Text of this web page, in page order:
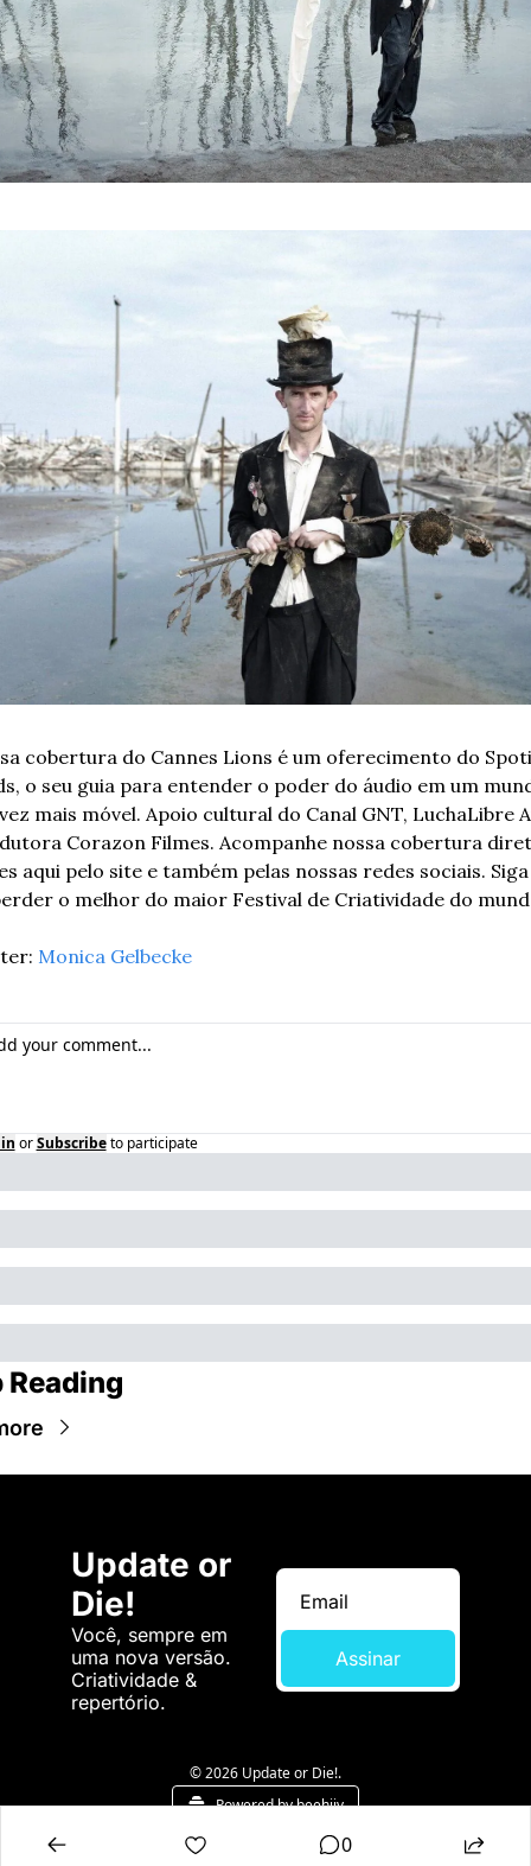
cobertura do Cannes Lions é um oferecimento do
o seu guia para entender o poder do áudio em um
mais móvel. Apoio cultural do Canal GNT, LuchaLibre
Corazon Filmes. Acompanhe nossa cobertura
aqui pelo site e também pelas nossas redes sociais.
o melhor do maior Festival de Criatividade do
Monica Gelbecke
or Subscribe to participate
Reading
Update or
Die!
Você, sempre em
uma nova versão.
Criatividade &
repertório.
Assinar
© 2026 Update or Die!.
Powered by beehiiv
0